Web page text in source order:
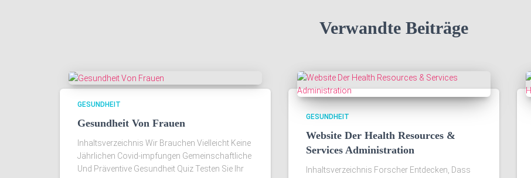
Verwandte Beiträge
GESUNDHEIT
Gesundheit Von Frauen
Inhaltsverzeichnis Wir Brauchen Vielleicht Keine
Jährlichen Covid-impfungen Gemeinschaftliche
Und Präventive Gesundheit Quiz Testen Sie Ihr
GESUNDHEIT
Website Der Health Resources &
Services Administration
Inhaltsverzeichnis Forscher Entdecken, Dass